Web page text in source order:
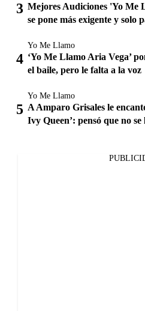
Mejores Audiciones 'Yo Me
se pone más exigente y solo
Yo Me Llamo
‘Yo Me Llamo Aria Vega’
el baile, pero le falta a la voz
Yo Me Llamo
A Amparo Grisales le
Ivy Queen’: pensó que no